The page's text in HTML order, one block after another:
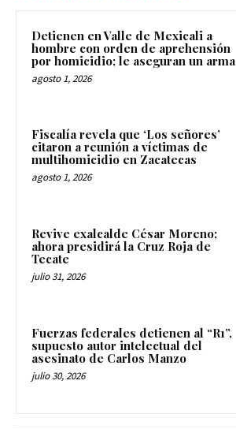
Detienen en Valle de Mexicali a
hombre con orden de aprehensión
por homicidio; le aseguran un arma
agosto 1, 2026
Fiscalía revela que ‘Los señores’
citaron a reunión a víctimas de
multihomicidio en Zacatecas
agosto 1, 2026
Revive exalcalde César Moreno;
ahora presidirá la Cruz Roja de
Tecate
julio 31, 2026
Fuerzas federales detienen al “R1”,
supuesto autor intelectual del
asesinato de Carlos Manzo
julio 30, 2026